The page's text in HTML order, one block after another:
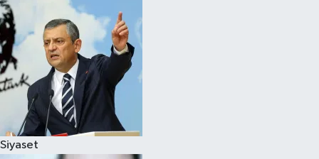
Siyaset
Spor
Teknoloji
Yaşam